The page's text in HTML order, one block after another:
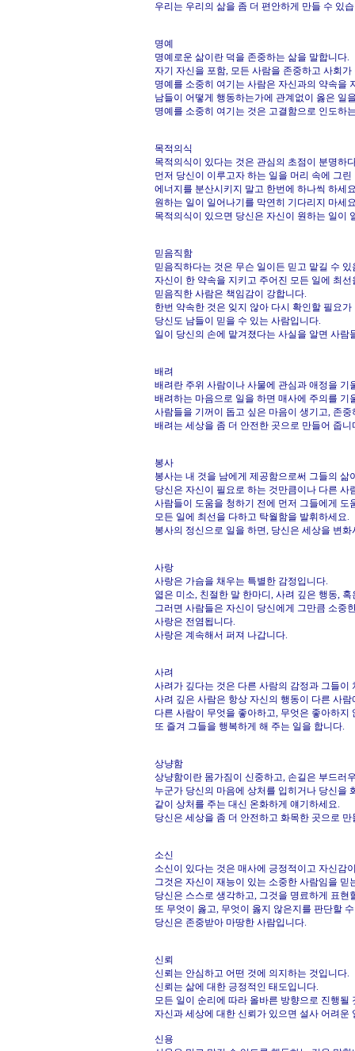
우리는 우리의 삶을 좀 더 편안하게 만들 수 있
명예
명예로운 삶이란 덕을 존중하는 삶을 말합니다.
자기 자신을 포함, 모든 사람을 존중하고 사회
명예를 소중히 여기는 사람은 자신과의 약속을
남들이 어떻게 행동하는가에 관계없이 옳은 일
명예를 소중히 여기는 것은 고결함으로 인도하
목적의식
목적의식이 있다는 것은 관심의 초점이 분명하
먼저 당신이 이루고자 하는 일을 머리 속에 그
에너지를 분산시키지 말고 한번에 하나씩 하세
원하는 일이 일어나기를 막연히 기다리지 마세
목적의식이 있으면 당신은 자신이 원하는 일이
믿음직함
믿음직하다는 것은 무슨 일이든 믿고 맡길 수
자신이 한 약속을 지키고 주어진 모든 일에 최
믿음직한 사람은 책임감이 강합니다.
한번 약속한 것은 잊지 않아 다시 확인할 필요가
당신도 남들이 믿을 수 있는 사람입니다.
일이 당신의 손에 맡겨졌다는 사실을 알면 사람
배려
배려란 주위 사람이나 사물에 관심과 애정을 기
배려하는 마음으로 일을 하면 매사에 주의를 기
사람들을 기꺼이 돕고 싶은 마음이 생기고, 존
배려는 세상을 좀 더 안전한 곳으로 만들어 줍니
봉사
봉사는 내 것을 남에게 제공함으로써 그들의
당신은 자신이 필요로 하는 것만큼이나 다른
사람들이 도움을 청하기 전에 먼저 그들에게 도
모든 일에 최선을 다하고 탁월함을 발휘하세요.
봉사의 정신으로 일을 하면, 당신은 세상을 변
사랑
사랑은 가슴을 채우는 특별한 감정입니다.
엷은 미소, 친절한 말 한마디, 사려 깊은 행동,
그러면 사람들은 자신이 당신에게 그만큼 소중
사랑은 전염됩니다.
사랑은 계속해서 퍼져 나갑니다.
사려
사려가 깊다는 것은 다른 사람의 감정과 그들
사려 깊은 사람은 항상 자신의 행동이 다른 사
다른 사람이 무엇을 좋아하고, 무엇은 좋아하
또 즐겨 그들을 행복하게 해 주는 일을 합니다.
상냥함
상냥함이란 몸가짐이 신중하고, 손길은 부드러
누군가 당신의 마음에 상처를 입히거나 당신을
같이 상처를 주는 대신 온화하게 얘기하세요.
당신은 세상을 좀 더 안전하고 화목한 곳으로 만
소신
소신이 있다는 것은 매사에 긍정적이고 자신감
그것은 자신이 재능이 있는 소중한 사람임을 믿
당신은 스스로 생각하고, 그것을 명료하게 표현
또 무엇이 옳고, 무엇이 옳지 않은지를 판단할
당신은 존중받아 마땅한 사람입니다.
신뢰
신뢰는 안심하고 어떤 것에 의지하는 것입니다.
신뢰는 삶에 대한 긍정적인 태도입니다.
모든 일이 순리에 따라 올바른 방향으로 진행될
자신과 세상에 대한 신뢰가 있으면 설사 어려
신용